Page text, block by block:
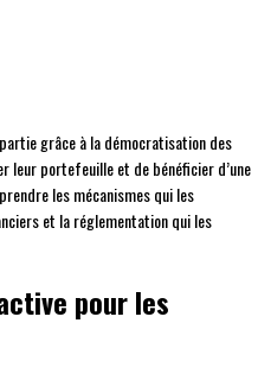
grâce à la démocratisation des
leur portefeuille et de bénéficier d’une
les mécanismes qui les
et la réglementation qui les
pour les